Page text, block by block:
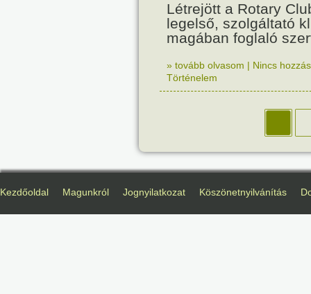
Létrejött a Rotary
legelső, szolgáltató
magában foglaló
» tovább olvasom | Nincs
Történelem
Kezdőoldal Magunkról Jognyilatkozat Köszönetnyilvánítás